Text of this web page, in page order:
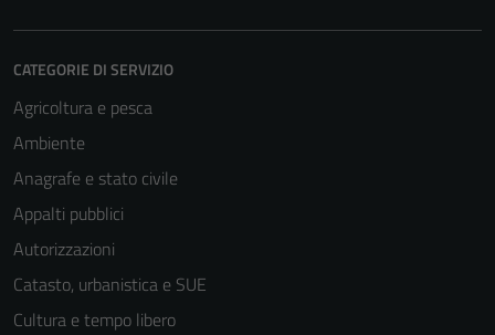
CATEGORIE DI SERVIZIO
Agricoltura e pesca
Ambiente
Anagrafe e stato civile
Appalti pubblici
Autorizzazioni
Catasto, urbanistica e SUE
Cultura e tempo libero